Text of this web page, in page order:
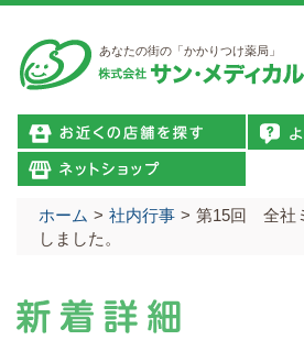
あなたの街の「かかりつけ薬局」
ホーム > 社内行事 > 第15回 全社
しました。